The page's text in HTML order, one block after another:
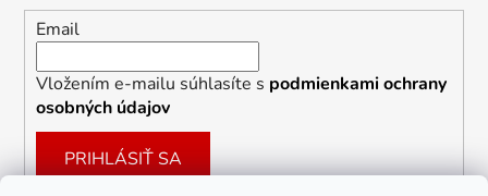
Email
Vložením e-mailu súhlasíte s podmienkami ochrany
osobných údajov
PRIHLÁSIŤ SA